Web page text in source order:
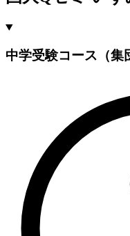
中学受験コース（集